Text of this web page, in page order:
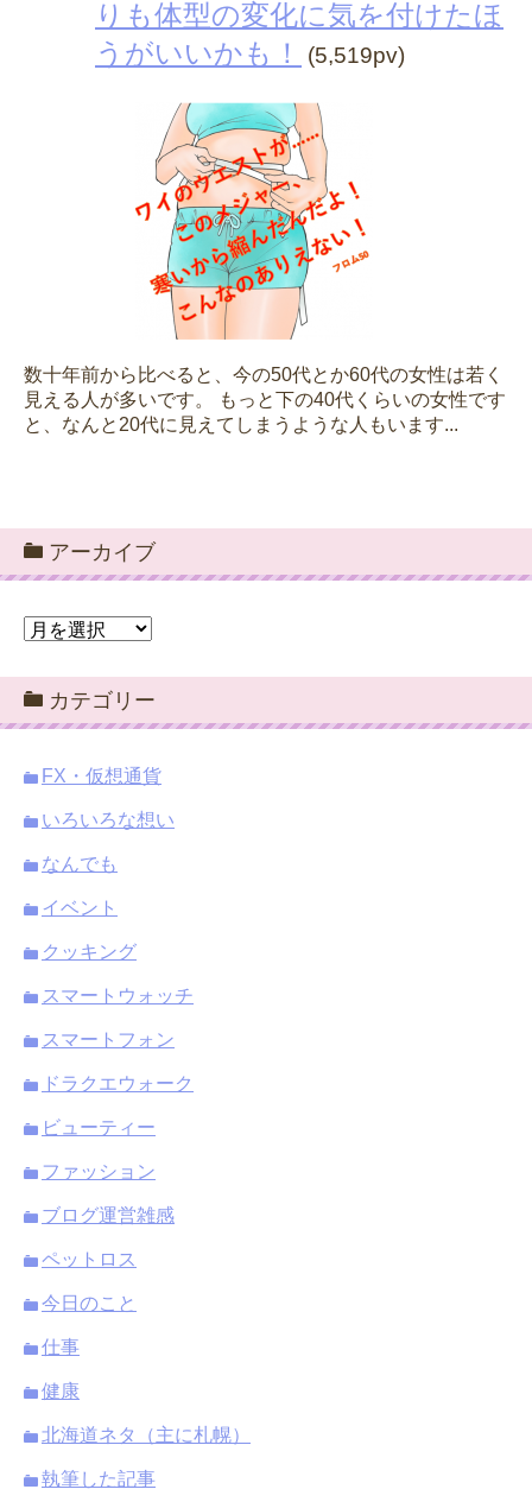
りも体型の変化に気を付けたほ
うがいいかも！
(5,519pv)
数十年前から比べると、今の50代とか60代の女性は若く
見える人が多いです。 もっと下の40代くらいの女性です
と、なんと20代に見えてしまうような人もいます...
アーカイブ
ア
カ
イ
ブ
カテゴリー
FX・仮想通貨
いろいろな想い
なんでも
イベント
クッキング
スマートウォッチ
スマートフォン
ドラクエウォーク
ビューティー
ファッション
ブログ運営雑感
ペットロス
今日のこと
仕事
健康
北海道ネタ（主に札幌）
執筆した記事